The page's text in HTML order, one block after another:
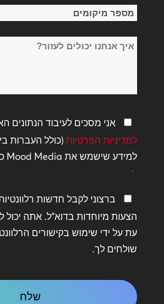
*
מספר
*
איך
לעזור?
מדיניות
פרטיות
*
אני מסכים לעיבוד הנתונים
למדיניות הפרטיות(כולל העברות
למידע שישמש את Mood Media כדי ליצור איתי קשר.
*
שמור
על
קשר
ברצוני לקבל חדשות
הצעות מיוחדות בדוא"ל. אתה יכול
עת על ידי שימוש בקישורים
שולחים לך.